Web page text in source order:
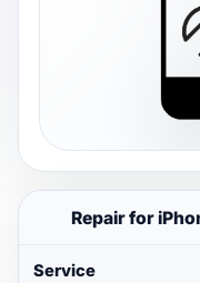
Repair for
Service